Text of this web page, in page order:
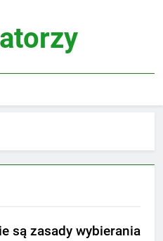
są zasady wybierania